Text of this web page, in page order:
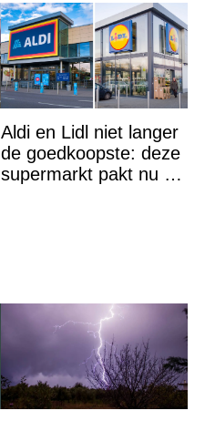
Aldi en Lidl niet langer
de goedkoopste: deze
supermarkt pakt nu de